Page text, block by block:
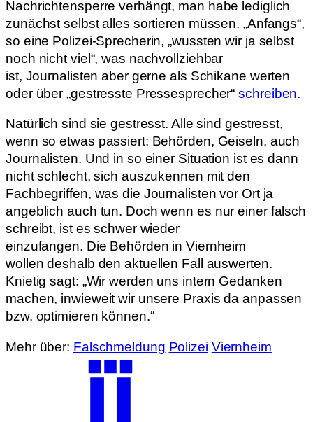
Nachrichtensperre verhängt, man habe lediglich
zunächst selbst alles sortieren müssen. „Anfangs“,
so eine Polizei-Sprecherin, „wussten wir ja selbst
noch nicht viel“, was nachvollziehbar
ist, Journalisten aber gerne als Schikane werten
oder über „gestresste Pressesprecher“schreiben.
Natürlich sind sie gestresst. Alle sind gestresst,
wenn so etwas passiert: Behörden, Geiseln, auch
Journalisten. Und in so einer Situation ist es dann
nicht schlecht, sich auszukennen mit den
Fachbegriffen, was die Journalisten vor Ort ja
angeblich auch tun. Doch wenn es nur einer falsch
schreibt, ist es schwer wieder
einzufangen. Die Behörden in Viernheim
wollen deshalb den aktuellen Fall auswerten.
Knietig sagt: „Wir werden uns intern Gedanken
machen, inwieweit wir unsere Praxis da anpassen
bzw. optimieren können.“
Mehr über: Falschmeldung Polizei Viernheim